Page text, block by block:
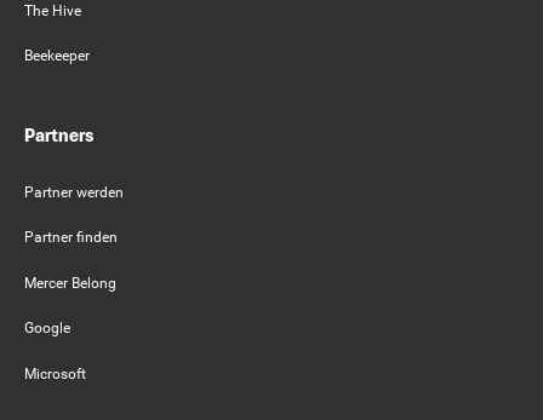
The Hive
Beekeeper
Partners
Partner werden
Partner finden
Mercer Belong
Google
Microsoft